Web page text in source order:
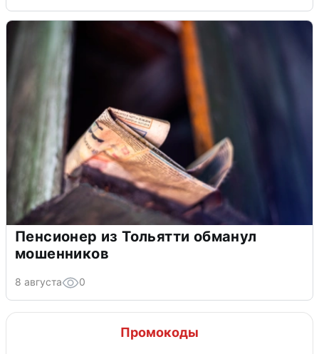
Пенсионер из Тольятти обманул
мошенников
8 августа 0
Промокоды